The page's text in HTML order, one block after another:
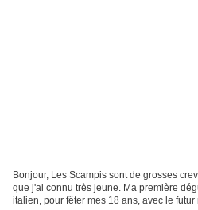
Bonjour, Les Scampis sont de grosses
que j'ai connu très jeune. Ma première
italien, pour fêter mes 18 ans, avec le futur